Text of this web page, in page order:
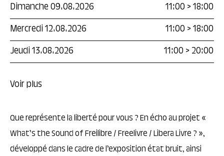
Dimanche 09.08.2026
11:00 >18:00
Mercredi 12.08.2026
11:00 >18:00
Jeudi 13.08.2026
11:00 > 20:00
Voir plus
Que représente la liberté pour vous ? En écho au projet «
What’s the Sound of Freilibre / Freelivre / Libera Livre ? »,
développé dans le cadre de l’exposition état bruit, ainsi